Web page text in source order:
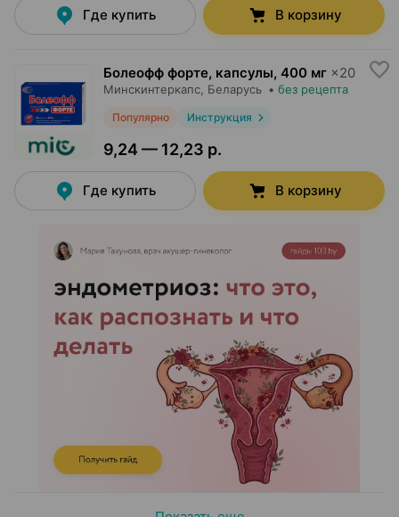
Где купить В корзину
Болеофф форте, капсулы, 400 мг ×20
Минскинтеркапс , Беларусь • без рецепта
Популярно Инструкция
9,24 — 12,23 р.
Где купить В корзину